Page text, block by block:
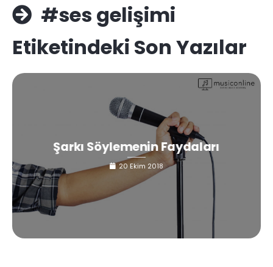
#ses gelişimi
Etiketindeki Son Yazılar
Şarkı Söylemenin Faydaları
20 Ekim 2018